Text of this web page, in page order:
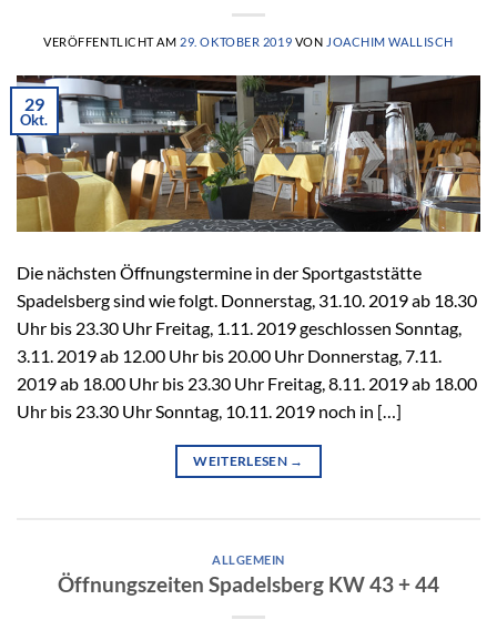
VERÖFFENTLICHT AM 29. OKTOBER 2019 VON JOACHIM WALLISCH
29
Okt.
Die nächsten Öffnungstermine in der Sportgaststätte
Spadelsberg sind wie folgt. Donnerstag, 31.10. 2019 ab 18.30
Uhr bis 23.30 Uhr Freitag, 1.11. 2019 geschlossen Sonntag,
3.11. 2019 ab 12.00 Uhr bis 20.00 Uhr Donnerstag, 7.11.
2019 ab 18.00 Uhr bis 23.30 Uhr Freitag, 8.11. 2019 ab 18.00
Uhr bis 23.30 Uhr Sonntag, 10.11. 2019 noch in […]
WEITERLESEN →
ALLGEMEIN
Öffnungszeiten Spadelsberg KW 43 + 44